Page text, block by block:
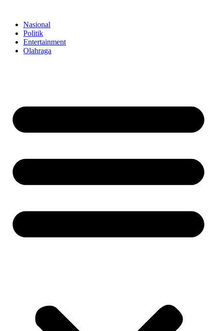
contentNasional
Politik
Entertainment
Olahraga